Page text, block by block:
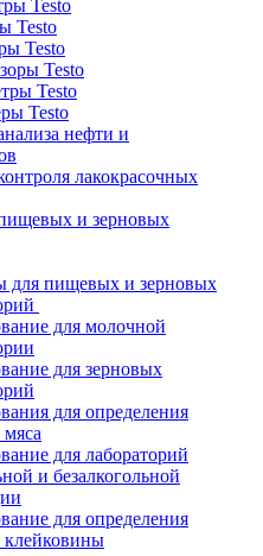
Testo
Testo
Testo
Testo
Testo
Testo
нефти и
лакокрасочных
и зерновых
для пищевых и зерновых
для молочной
для зерновых
для определения
мяса
для лабораторий
и безалкогольной
для определения
клейковины